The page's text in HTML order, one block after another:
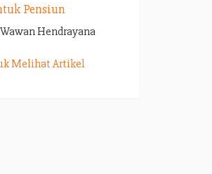
Pensiun
Hendrayana
Melihat Artikel